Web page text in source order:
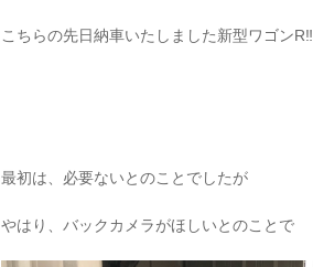
こちらの先日納車いたしました新型ワゴンR‼️
最初は、必要ないとのことでしたが
やはり、バックカメラがほしいとのことで